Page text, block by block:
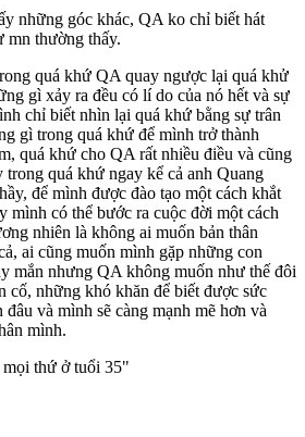
những góc khác, QA ko chỉ biết hát
mn thường thấy.
quá khứ QA quay ngược lại quá khử
gì xảy ra đều có lí do của nó hết và sự
chỉ biết nhìn lại quá khứ bằng sự trân
gì trong quá khứ để mình trở thành
quá khứ cho QA rất nhiều điều và cũng
quá khứ ngay kể cả anh Quang
để mình được đào tạo một cách khắt
mình có thể bước ra cuộc đời một cách
nhiên là không ai muốn bản thân
ai cũng muốn mình gặp những con
mắn nhưng QA không muốn như thế đôi
cố, những khó khăn để biết được sức
và mình sẽ càng mạnh mẽ hơn và
mình.
thứ ở tuổi 35"